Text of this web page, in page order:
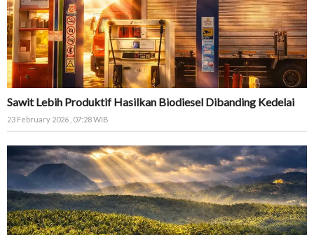
Sawit Lebih Produktif Hasilkan Biodiesel Dibanding Kedelai
23 February 2026 , 07:28 WIB